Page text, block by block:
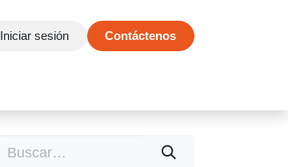
Iniciar sesión Contáctenos